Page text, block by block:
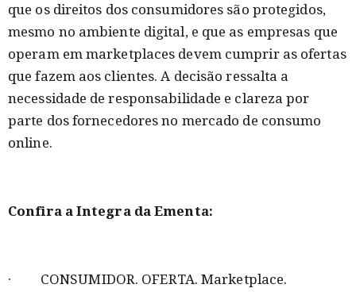
que os direitos dos consumidores são protegidos,
mesmo no ambiente digital, e que as empresas que
operam em marketplaces devem cumprir as ofertas
que fazem aos clientes. A decisão ressalta a
necessidade de responsabilidade e clareza por
parte dos fornecedores no mercado de consumo
online.
Confira a Integra da Ementa:
· CONSUMIDOR. OFERTA. Marketplace.